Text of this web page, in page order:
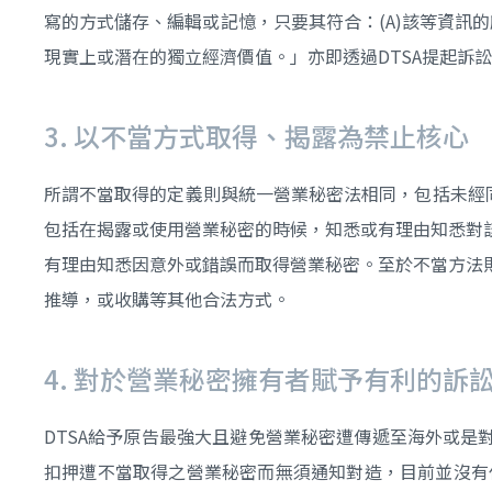
寫的方式儲存、編輯或記憶，只要其符合：(A)該等資訊
現實上或潛在的獨立經濟價值。」亦即透過DTSA提起訴
3. 以不當方式取得、揭露為禁止核心
所謂不當取得的定義則與統一營業秘密法相同，包括未
包括在揭露或使用營業秘密的時候，知悉或有理由知悉
有理由知悉因意外或錯誤而取得營業秘密。至於不當方
推導，或收購等其他合法方式。
4. 對於營業秘密擁有者賦予有利的訴
DTSA給予原告最強大且避免營業秘密遭傳遞至海外或
扣押遭不當取得之營業秘密而無須通知對造，目前並沒